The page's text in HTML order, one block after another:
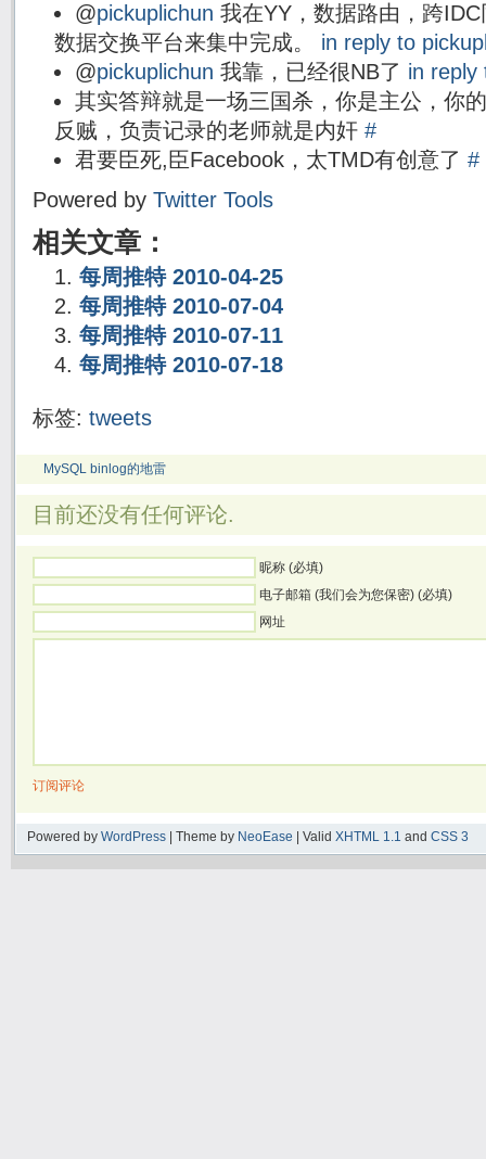
@pickuplichun 我在YY，数据路由，跨
数据交换平台来集中完成。 in reply to
@pickuplichun 我靠，已经很NB了 in reply
其实答辩就是一场三国杀，你是主公，你
反贼，负责记录的老师就是内奸 #
君要臣死,臣Facebook，太TMD有创意了 #
Powered by Twitter Tools
相关文章：
每周推特 2010-04-25
每周推特 2010-07-04
每周推特 2010-07-11
每周推特 2010-07-18
标签: tweets
MySQL binlog的地雷
目前还没有任何评论.
昵称 (必填)
电子邮箱 (我们会为您保密) (必填)
网址
订阅评论
Powered by WordPress | Theme by NeoEase | Valid XHTML 1.1 and CSS 3